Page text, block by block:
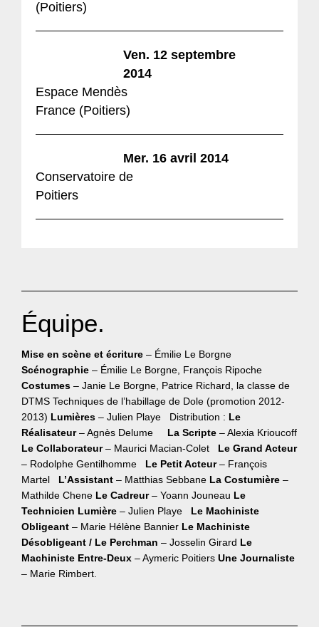
(Poitiers)
Ven. 12 septembre
2014
Espace Mendès
France (Poitiers)
Mer. 16 avril 2014
Conservatoire de
Poitiers
Équipe.
Mise en scène et écriture – Émilie Le Borgne
Scénographie – Émilie Le Borgne, François Ripoche
Costumes – Janie Le Borgne, Patrice Richard, la classe de
DTMS Techniques de l’habillage de Dole (promotion 2012-
2013) Lumières – Julien Playe Distribution : Le
Réalisateur– Agnès Delume La Scripte – Alexia Krioucoff
Le Collaborateur– Maurici Macian-Colet Le Grand Acteur
– Rodolphe Gentilhomme Le Petit Acteur– François
Martel L’Assistant – Matthias Sebbane La Costumière –
Mathilde Chene Le Cadreur– Yoann Jouneau Le
Technicien Lumière – Julien Playe Le Machiniste
Obligeant – Marie Hélène Bannier Le Machiniste
Désobligeant / Le Perchman – Josselin Girard Le
Machiniste Entre-Deux – Aymeric Poitiers Une Journaliste
– Marie Rimbert.